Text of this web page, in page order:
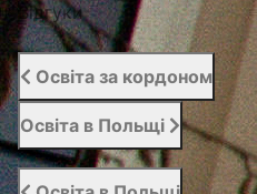
Відгуки
Освіта за кордоном
Освіта в Польщі